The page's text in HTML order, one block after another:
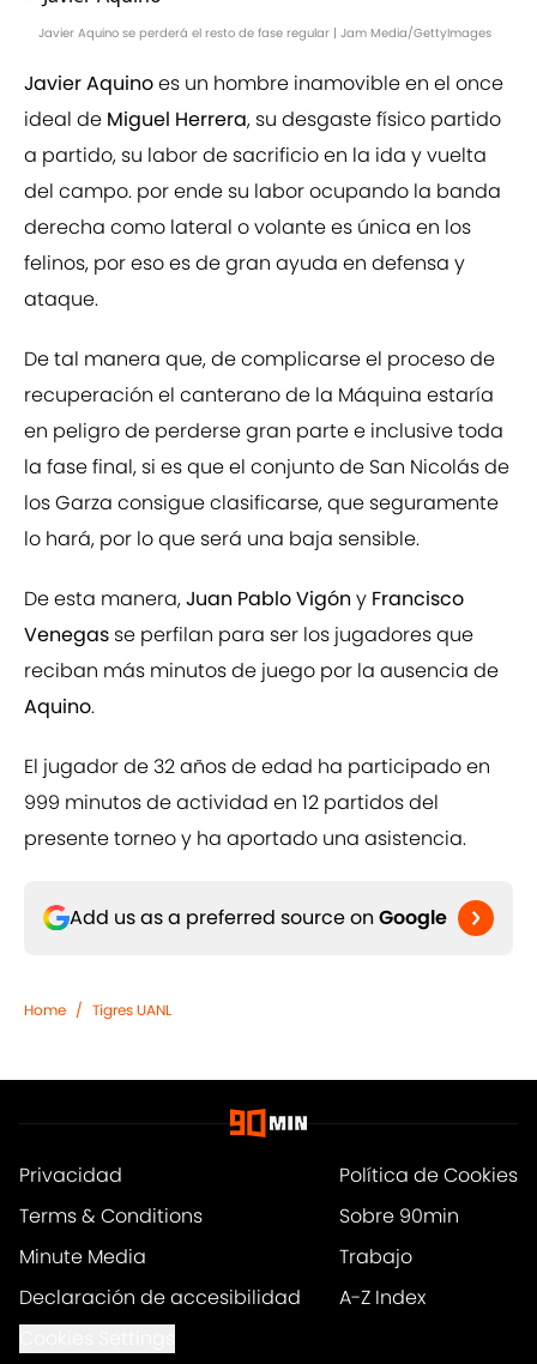
Javier Aquino se perderá el resto de fase regular | Jam Media/GettyImages
Javier Aquinoes un hombre inamovible en el once
ideal de Miguel Herrera, su desgaste físico partido
a partido, su labor de sacrificio en la ida y vuelta
del campo. por ende su labor ocupando la banda
derecha como lateral o volante es única en los
felinos, por eso es de gran ayuda en defensa y
ataque.
De tal manera que, de complicarse el proceso de
recuperación el canterano de la Máquina estaría
en peligro de perderse gran parte e inclusive toda
la fase final, si es que el conjunto de San Nicolás de
los Garza consigue clasificarse, que seguramente
lo hará, por lo que será una baja sensible.
De esta manera,Juan Pablo Vigón y Francisco
Venegas se perfilan para ser los jugadores que
reciban más minutos de juego por la ausencia de
Aquino.
El jugador de 32 años de edad ha participado en
999 minutos de actividad en 12 partidos del
presente torneo y ha aportado una asistencia.
Add us as a preferred source on Google
Home / Tigres UANL
Privacidad
Política de Cookies
Terms & Conditions
Sobre 90min
Minute Media
Trabajo
Declaración de accesibilidad
A-Z Index